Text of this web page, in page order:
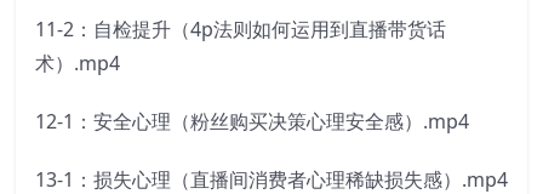
11-2：自检提升（4p法则如何运用到直播带货话
术）.mp4
12-1：安全心理（粉丝购买决策心理安全感）.mp4
13-1：损失心理（直播间消费者心理稀缺损失感）.mp4